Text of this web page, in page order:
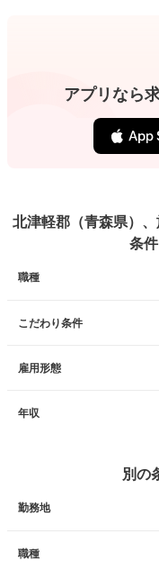
アプリなら
北津軽郡（青森県）
条
職種
こだわり条件
雇用形態
年収
別の
勤務地
職種